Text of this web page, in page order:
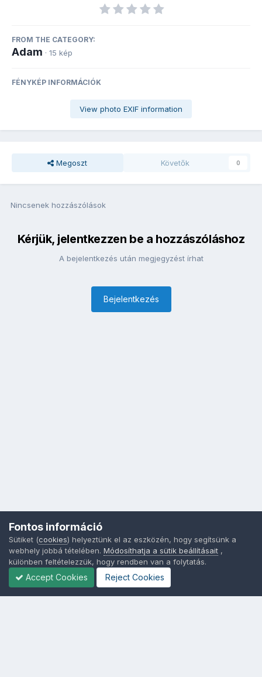
FROM THE CATEGORY:
Adam · 15 kép
FÉNYKÉP INFORMÁCIÓK
View photo EXIF information
Megoszt Követők 0
Nincsenek hozzászólások
Kérjük, jelentkezzen be a hozzászóláshoz
A bejelentkezés után megjegyzést írhat
Bejelentkezés
Fontos információ
Sütiket (cookies) helyeztünk el az eszközén, hogy segítsünk a
webhely jobbá tételében. Módosíthatja a sütik beállításait ,
különben feltételezzük, hogy rendben van a folytatás.
Accept Cookies Reject Cookies